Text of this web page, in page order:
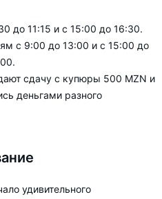
до 11:15 и с 15:00 до 16:30.
с 9:00 до 13:00 и с 15:00 до
сдачу с купюры 500 MZN и
деньгами разного
удивительного